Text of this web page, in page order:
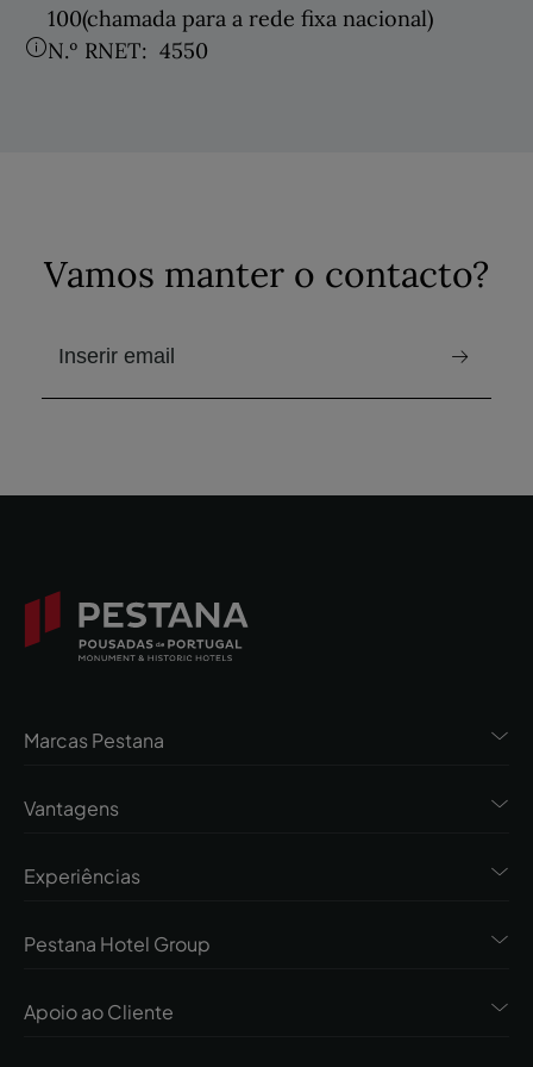
100(chamada para a rede fixa nacional)
N.º RNET: 4550
Vamos manter o contacto?
e-mail para receber a newsletter
Marcas Pestana
Vantagens
Experiências
Pestana Hotel Group
Apoio ao Cliente